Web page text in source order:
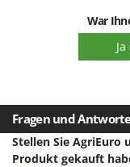
zurückgreifen zu
erledigt. Natürlich
War
Ja
Fragen und
Stellen Sie AgriEuro
Produkt gekauft